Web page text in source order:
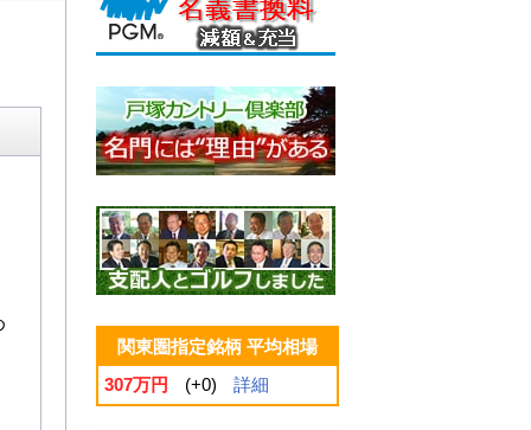
関東圏指定銘柄 平均相場
307万円
(+0) 詳細